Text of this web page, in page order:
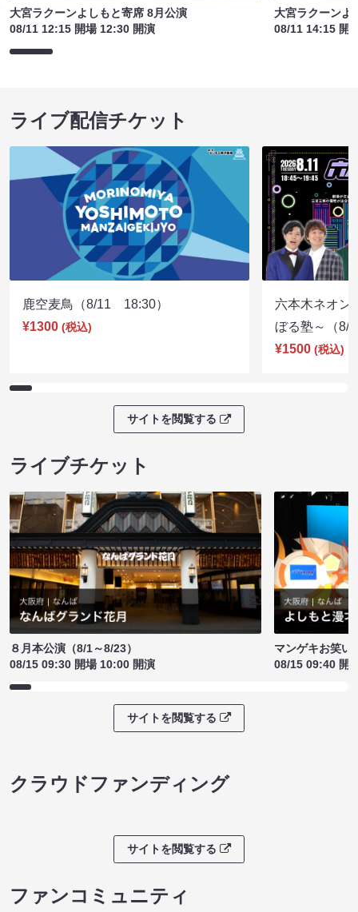
大宮ラクーンよしもと寄席 8月公演
08/11 12:15 開場 12:30 開演
大宮ラクーンよ
08/11 14:15 開
ライブ配信チケット
鹿空麦鳥（8/11 18:30）
¥1300 (税込)
六本木ネオン
ぼる塾～（
¥1500 (税込)
サイトを閲覧する
ライブチケット
８月本公演（8/1～8/23）
08/15 09:30 開場 10:00 開演
マンゲキお笑い
08/15 09:40 開
サイトを閲覧する
クラウドファンディング
サイトを閲覧する
ファンコミュニティ